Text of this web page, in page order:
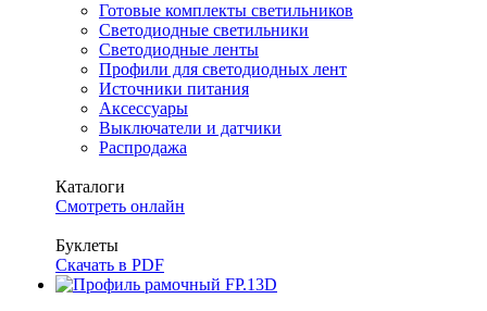
Готовые комплекты светильников
Светодиодные светильники
Светодиодные ленты
Профили для светодиодных лент
Источники питания
Аксессуары
Выключатели и датчики
Распродажа
Каталоги
Смотреть онлайн
Буклеты
Скачать в PDF